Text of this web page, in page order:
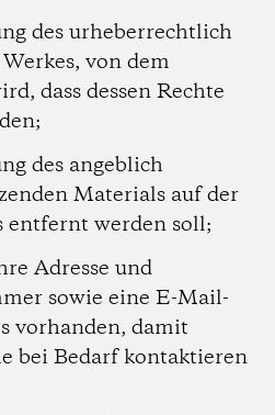
des urheberrechtlich
von dem
dass dessen Rechte
des angeblich
Materials auf der
entfernt werden soll;
Adresse und
sowie eine E-Mail-
vorhanden, damit
bei Bedarf kontaktieren